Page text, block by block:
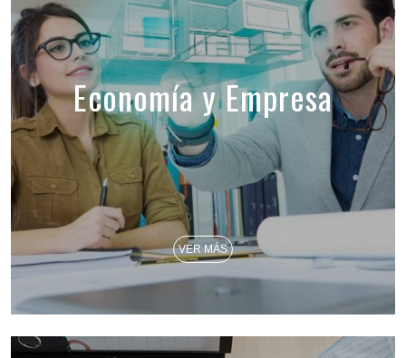
Economía y Empresa
VER MÁS